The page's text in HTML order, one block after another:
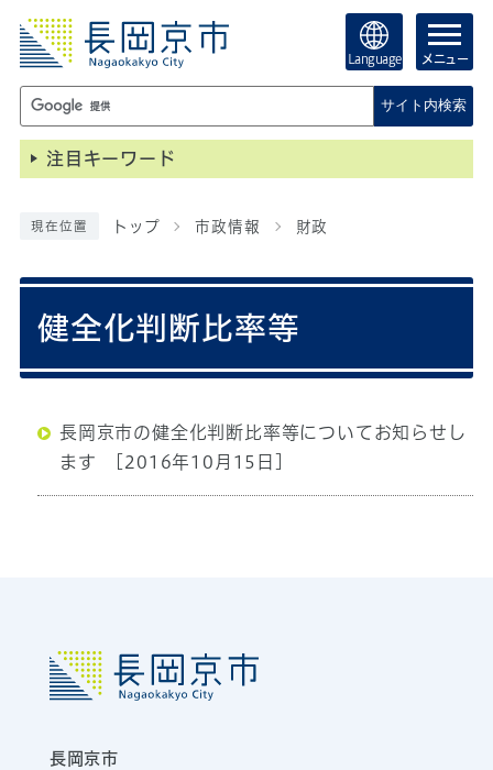
Language メニュー
サイト内検索
注目キーワード
現在位置 トップ 市政情報 財政
健全化判断比率等
長岡京市の健全化判断比率等についてお知らせし
ます
[2016年10月15日]
長岡京市